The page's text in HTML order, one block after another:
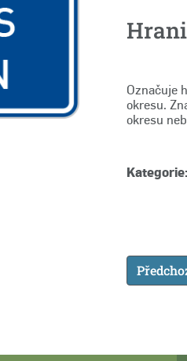
Označuje
okresu.
okresu
Kategorie: